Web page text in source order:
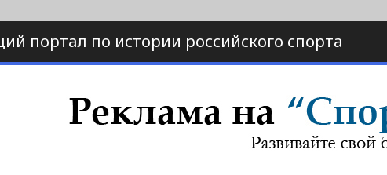
портал по истории российского спорта
страна.ру
по истории спорта